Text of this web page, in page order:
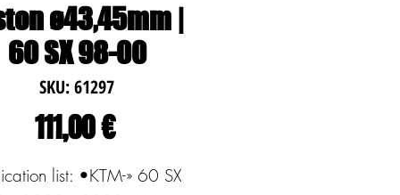
ø43,45mm |
60 SX 98-00
SKU: 61297
111,00 €Preço
list: •KTM-» 60 SX